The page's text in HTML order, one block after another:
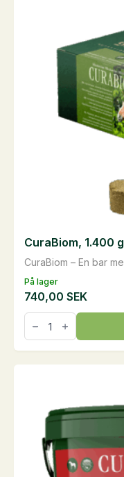
alternativen
produktsidan
På lager
CuraBiom – En bar
CuraBiom, 1.400 g
740,00 SEK
CuraBiom,
1.400
g
mängd